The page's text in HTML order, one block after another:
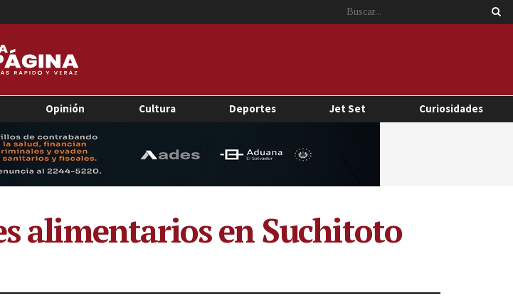
Opinión Cultura Deportes Jet Set Curiosidades
alimentarios en Suchitoto